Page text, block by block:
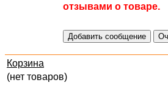
отзывами о товаре.
Корзина
(нет товаров)